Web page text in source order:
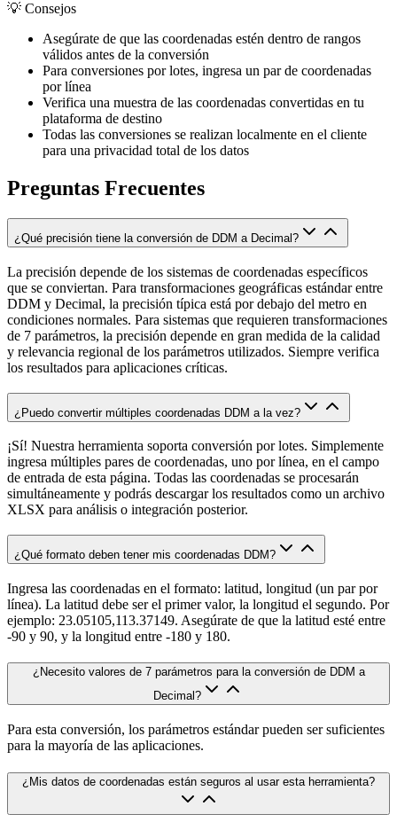
💡 Consejos
Asegúrate de que las coordenadas estén dentro de rangos
válidos antes de la conversión
Para conversiones por lotes, ingresa un par de coordenadas
por línea
Verifica una muestra de las coordenadas convertidas en tu
plataforma de destino
Todas las conversiones se realizan localmente en el cliente
para una privacidad total de los datos
Preguntas Frecuentes
¿Qué precisión tiene la conversión de DDM a Decimal?
La precisión depende de los sistemas de coordenadas específicos
que se conviertan. Para transformaciones geográficas estándar entre
DDM y Decimal, la precisión típica está por debajo del metro en
condiciones normales. Para sistemas que requieren transformaciones
de 7 parámetros, la precisión depende en gran medida de la calidad
y relevancia regional de los parámetros utilizados. Siempre verifica
los resultados para aplicaciones críticas.
¿Puedo convertir múltiples coordenadas DDM a la vez?
¡Sí! Nuestra herramienta soporta conversión por lotes. Simplemente
ingresa múltiples pares de coordenadas, uno por línea, en el campo
de entrada de esta página. Todas las coordenadas se procesarán
simultáneamente y podrás descargar los resultados como un archivo
XLSX para análisis o integración posterior.
¿Qué formato deben tener mis coordenadas DDM?
Ingresa las coordenadas en el formato: latitud, longitud (un par por
línea). La latitud debe ser el primer valor, la longitud el segundo. Por
ejemplo: 23.05105,113.37149. Asegúrate de que la latitud esté entre
-90 y 90, y la longitud entre -180 y 180.
¿Necesito valores de 7 parámetros para la conversión de DDM a
Decimal?
Para esta conversión, los parámetros estándar pueden ser suficientes
para la mayoría de las aplicaciones.
¿Mis datos de coordenadas están seguros al usar esta herramienta?